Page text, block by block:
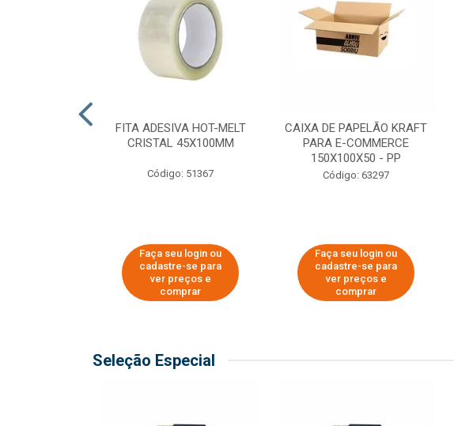
FITA ADESIVA HOT-MELT
CRISTAL 45X100MM
Código: 51367
Faça seu login ou
cadastre-se para
ver preços e
comprar
CAIXA DE PAPELÃO KRAFT
PARA E-COMMERCE
150X100X50 - PP
Código: 63297
Faça seu login ou
cadastre-se para
ver preços e
comprar
Seleção Especial